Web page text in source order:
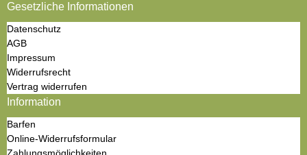
Gesetzliche Informationen
Datenschutz
AGB
Impressum
Widerrufsrecht
Vertrag widerrufen
Information
Barfen
Online-Widerrufsformular